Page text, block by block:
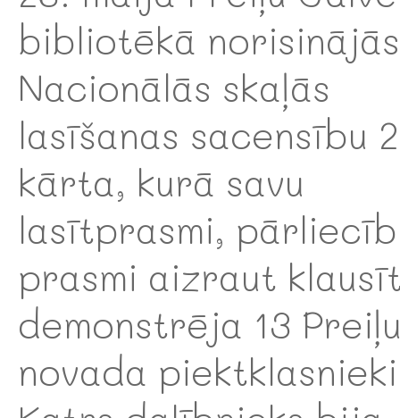
bibliotēkā norisinājās
Nacionālās skaļās
lasīšanas sacensību
kārta, kurā savu
lasītprasmi,
prasmi aizraut
demonstrēja 13
novada